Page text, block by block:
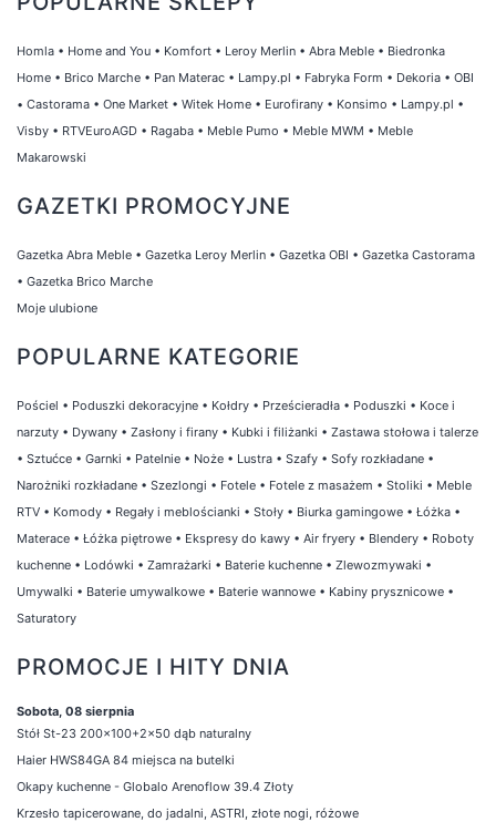
Homla • Home and You • Komfort • Leroy Merlin • Abra Meble • Biedronka
Home • Brico Marche • Pan Materac • Lampy.pl • Fabryka Form • Dekoria • OBI
• Castorama • One Market • Witek Home • Eurofirany • Konsimo • Lampy.pl •
Visby • RTVEuroAGD • Ragaba • Meble Pumo • Meble MWM • Meble
Makarowski
GAZETKI PROMOCYJNE
Gazetka Abra Meble • Gazetka Leroy Merlin • Gazetka OBI • Gazetka Castorama
• Gazetka Brico Marche
Moje ulubione
POPULARNE KATEGORIE
Pościel • Poduszki dekoracyjne • Kołdry • Prześcieradła • Poduszki • Koce i
narzuty • Dywany • Zasłony i firany • Kubki i filiżanki • Zastawa stołowa i talerze
• Sztućce • Garnki • Patelnie • Noże • Lustra • Szafy • Sofy rozkładane •
Narożniki rozkładane • Szezlongi • Fotele • Fotele z masażem • Stoliki • Meble
RTV • Komody • Regały i meblościanki • Stoły • Biurka gamingowe • Łóżka •
Materace • Łóżka piętrowe • Ekspresy do kawy • Air fryery • Blendery • Roboty
kuchenne • Lodówki • Zamrażarki • Baterie kuchenne • Zlewozmywaki •
Umywalki • Baterie umywalkowe • Baterie wannowe • Kabiny prysznicowe •
Saturatory
PROMOCJE I HITY DNIA
Sobota, 08 sierpnia
Stół St-23 200x100+2x50 dąb naturalny
Haier HWS84GA 84 miejsca na butelki
Okapy kuchenne - Globalo Arenoflow 39.4 Złoty
Krzesło tapicerowane, do jadalni, ASTRI, złote nogi, różowe